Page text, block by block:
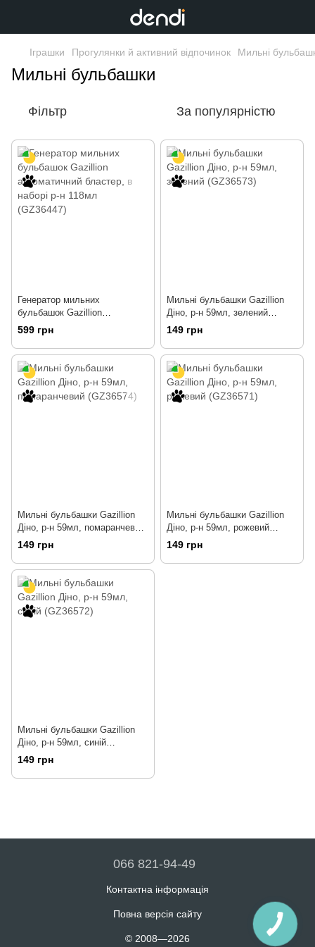
Іграшки Прогулянки й активний відпочинок Мильні
Мильні бульбашки
Фільтр За популярністю
Генератор мильних
бульбашок Gazillion
автоматичний бластер, в
наборі р-н 118мл (GZ36447)
599 грн
Мильні бульбашки Gazillion
Діно, р-н 59мл, зелений
(GZ36573)
149 грн
Мильні бульбашки Gazillion
Діно, р-н 59мл, помаранчевий
(GZ36574)
149 грн
Мильні бульбашки Gazillion
Діно, р-н 59мл, рожевий
(GZ36571)
149 грн
Мильні бульбашки Gazillion
Діно, р-н 59мл, синій
(GZ36572)
149 грн
066 821-94-49
Контактна інформація
Повна версія сайту
© 2008—2026